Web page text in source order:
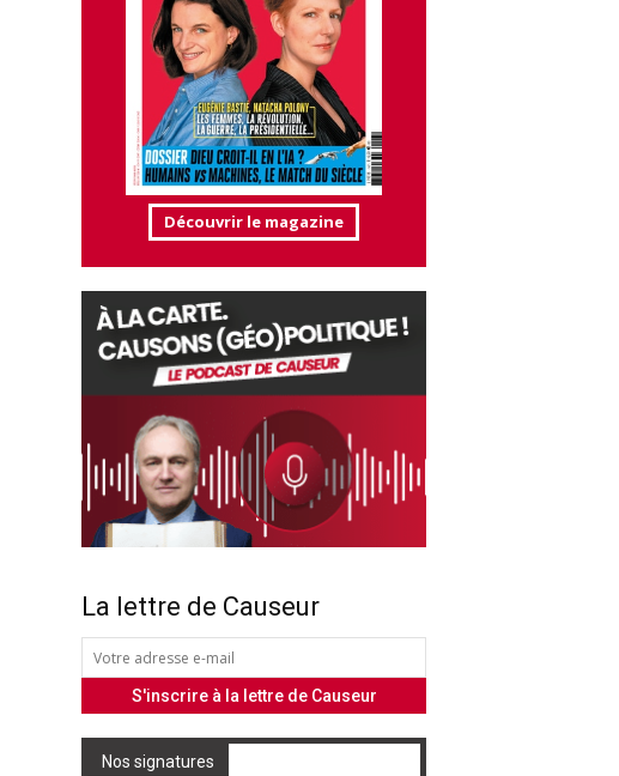
Découvrir le magazine
La lettre de Causeur
Nos signatures